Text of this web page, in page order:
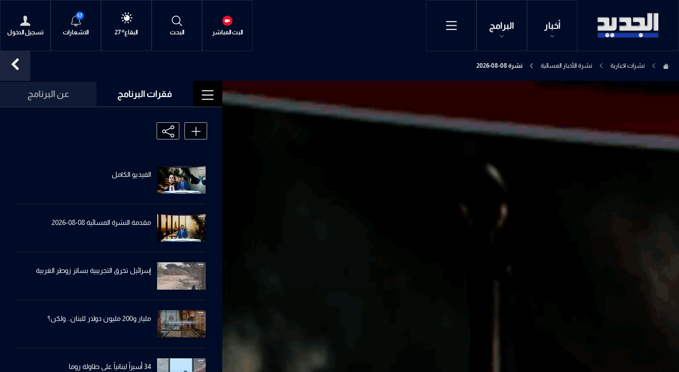
أخبار البرامج
البث المباشر البحث متن 30 o
بيروت 30 o البقاع 27 oالجنوب 30 oالشمال 31 oجبل لبنان 30 oكسروان 30 o متن 30 o
بيروت 30 o
57
الاشعارات تسجيل الدخول
نشرات اخبارية نشرة الأخبار المسائية نشرة 08-08-2026
فقرات البرنامج عن البرنامج
الفيديو الكامل
مقدمة النشرة المسائية 08-08-2026
إسرائيل تخرِق التجريبية بساترِ زوطر الغربية
مليار و200 مليون دولار للبنان.. ولكن؟
34 أسيراً لبنانياً على طاولة روما